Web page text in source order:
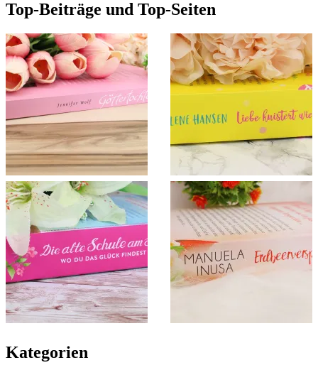
Top-Beiträge und Top-Seiten
Kategorien